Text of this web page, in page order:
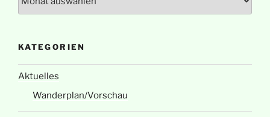
KATEGORIEN
Aktuelles
Wanderplan/Vorschau